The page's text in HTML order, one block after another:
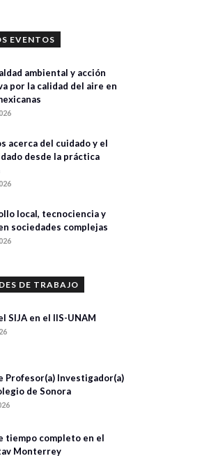
EVENTOS
ambiental y acción
por la calidad del aire en
acerca del cuidado y el
desde la práctica
local, tecnociencia y
sociedades complejas
DE TRABAJO
SIJA en el IIS-UNAM
Profesor(a) Investigador(a)
de Sonora
tiempo completo en el
Monterrey